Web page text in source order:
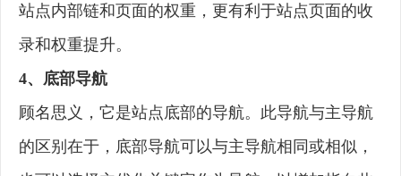
站点内部链和页面的权重，更有利于站点页面的收
录和权重提升。
4、底部导航
顾名思义，它是站点底部的导航。此导航与主导航
的区别在于，底部导航可以与主导航相同或相似，